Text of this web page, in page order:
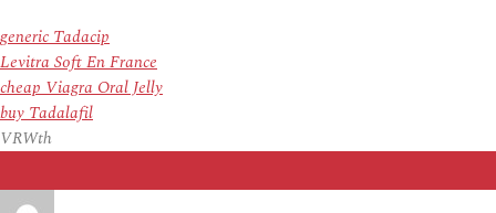
generic Tadacip
Levitra Soft En France
cheap Viagra Oral Jelly
buy Tadalafil
VRWth